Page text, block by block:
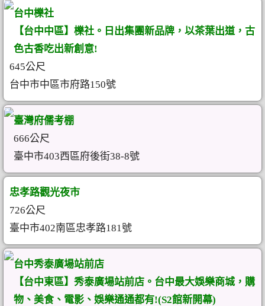
台中櫟社
【台中中區】櫟社。日出集團新品牌，以茶葉出道，古
色古香吃出新創意!
645公尺
台中市中區市府路150號
臺灣府儒考棚
666公尺
臺中市403西區府後街38-8號
忠孝路觀光夜市
726公尺
臺中市402南區忠孝路181號
台中秀泰廣場站前店
【台中東區】秀泰廣場站前店。台中最大娛樂商城，購
物、美食、電影、娛樂通通都有!(S2館新開幕)